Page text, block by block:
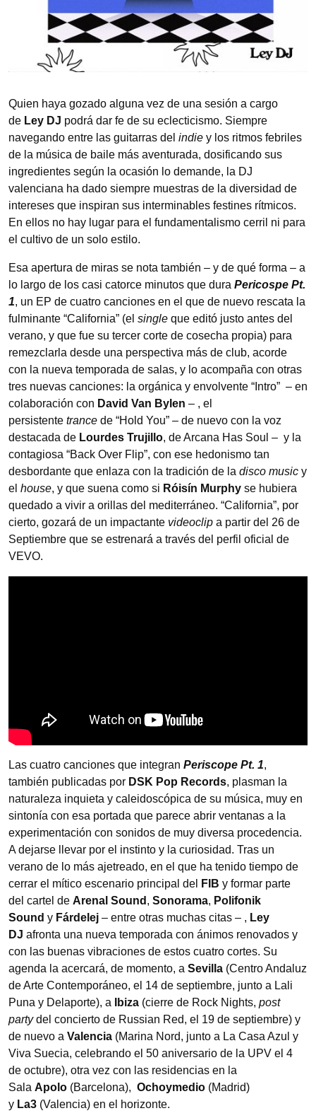
Quien haya gozado alguna vez de una sesión a cargo
de Ley DJ podrá dar fe de su eclecticismo. Siempre
navegando entre las guitarras del indie y los ritmos febriles
de la música de baile más aventurada, dosificando sus
ingredientes según la ocasión lo demande, la DJ
valenciana ha dado siempre muestras de la diversidad de
intereses que inspiran sus interminables festines rítmicos.
En ellos no hay lugar para el fundamentalismo cerril ni para
el cultivo de un solo estilo.
Esa apertura de miras se nota también – y de qué forma – a
lo largo de los casi catorce minutos que dura Pericospe Pt.
1, un EP de cuatro canciones en el que de nuevo rescata la
fulminante “California” (el single que editó justo antes del
verano, y que fue su tercer corte de cosecha propia) para
remezclarla desde una perspectiva más de club, acorde
con la nueva temporada de salas, y lo acompaña con otras
tres nuevas canciones: la orgánica y envolvente “Intro” – en
colaboración con David Van Bylen – , el
persistente trance de “Hold You” – de nuevo con la voz
destacada de Lourdes Trujillo, de Arcana Has Soul – y la
contagiosa “Back Over Flip”, con ese hedonismo tan
desbordante que enlaza con la tradición de la disco music y
el house, y que suena como si Róisín Murphy se hubiera
quedado a vivir a orillas del mediterráneo. “California”, por
cierto, gozará de un impactante videoclip a partir del 26 de
Septiembre que se estrenará a través del perfil oficial de
VEVO.
Las cuatro canciones que integran Periscope Pt. 1,
también publicadas por DSK Pop Records, plasman la
naturaleza inquieta y caleidoscópica de su música, muy en
sintonía con esa portada que parece abrir ventanas a la
experimentación con sonidos de muy diversa procedencia.
A dejarse llevar por el instinto y la curiosidad. Tras un
verano de lo más ajetreado, en el que ha tenido tiempo de
cerrar el mítico escenario principal del
FIB y formar parte
del cartel de Arenal Sound , Sonorama, Polifonik
Sound y Fárdelej – entre otras muchas citas – , Ley
DJ afronta una nueva temporada con ánimos renovados y
con las buenas vibraciones de estos cuatro cortes. Su
agenda la acercará, de momento, a Sevilla (Centro Andaluz
de Arte Contemporáneo, el 14 de septiembre, junto a Lali
Puna y Delaporte), a
Ibiza (cierre de Rock Nights, post
partydel concierto de Russian Red, el 19 de septiembre) y
de nuevo a Valencia (Marina Nord, junto a La Casa Azul y
Viva Suecia, celebrando el 50 aniversario de la UPV el 4
de octubre), otra vez con las residencias en la
Sala Apolo (Barcelona), Ochoymedio (Madrid)
y La3 (Valencia) en el horizonte.